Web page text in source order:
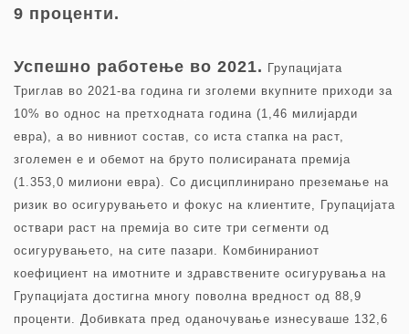
9 проценти.
Успешно работење во 2021. Групацијата
Триглав во 2021-ва година ги зголеми вкупните приходи за
10% во однос на претходната година (1,46 милијарди
евра), а во нивниот состав, со иста стапка на раст,
зголемен е и обемот на бруто полисираната премија
(1.353,0 милиони евра). Со дисциплинирано преземање на
ризик во осигурувањето и фокус на клиентите, Групацијата
оствари раст на премија во сите три сегменти од
осигурувањето, на сите пазари. Комбинираниот
коефициент на имотните и здравствените осигурувања на
Групацијата достигна многу поволна вредност од 88,9
проценти. Добивката пред оданочување изнесуваше 132,6